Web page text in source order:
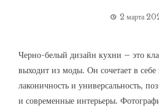
2 марта
Черно-белый дизайн кухни – это
выходит из моды. Он сочетает в себе
лаконичность и универсальность,
и современные интерьеры.